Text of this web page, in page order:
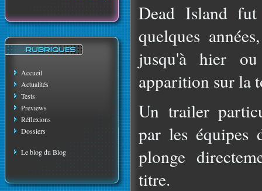
Accueil
Actualités
Tests
Previews
Réflexions
Dossiers
Le blog du Blog
Dead Island
quelques
jusqu'à hier
apparition sur la
Un trailer
par les équipes
plonge
titre.